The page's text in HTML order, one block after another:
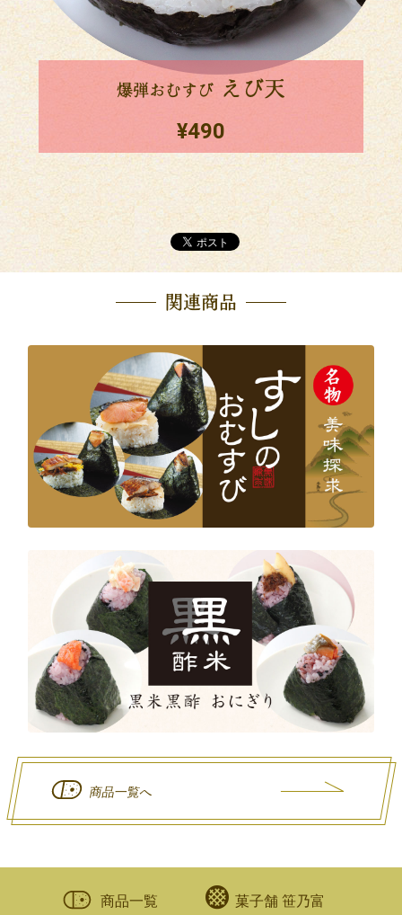
爆弾おむすび えび天
¥490
関連商品
商品一覧へ
商品一覧 菓子舗 笹乃富